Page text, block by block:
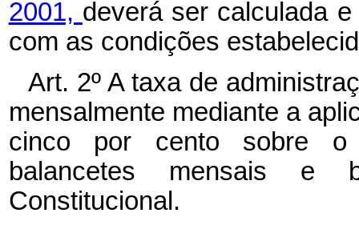
2001, deverá ser calculada
com as condições
Art. 2º A taxa de
mensalmente mediante a
cinco por cento sobre o
balancetes mensais e
Constitucional.